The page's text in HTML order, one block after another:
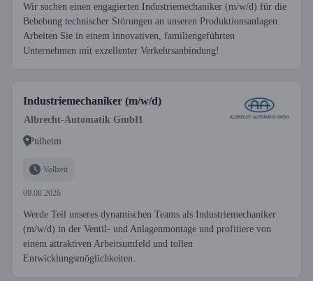
Wir suchen einen engagierten Industriemechaniker (m/w/d) für die
Behebung technischer Störungen an unseren Produktionsanlagen.
Arbeiten Sie in einem innovativen, familiengeführten
Unternehmen mit exzellenter Verkehrsanbindung!
Industriemechaniker (m/w/d)
Albrecht-Automatik GmbH
Pulheim
Vollzeit
09.08.2026
Werde Teil unseres dynamischen Teams als Industriemechaniker
(m/w/d) in der Ventil- und Anlagenmontage und profitiere von
einem attraktiven Arbeitsumfeld und tollen
Entwicklungsmöglichkeiten.